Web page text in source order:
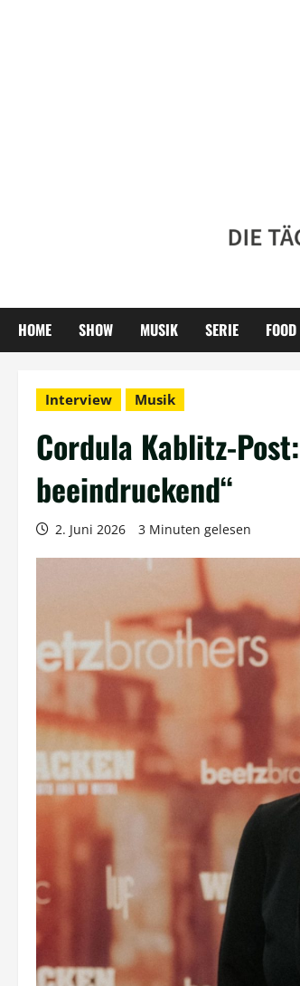
HOME SHOW MUSIK SERIE FOOD
Interview Musik
Cordula Kablitz-
beeindruckend“
2. Juni 2026 3 Minuten gelesen